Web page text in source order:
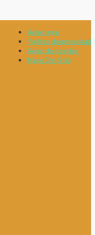
Aviso legal
Política de privacidad
Aviso de cookies
Mapa Del Sitio